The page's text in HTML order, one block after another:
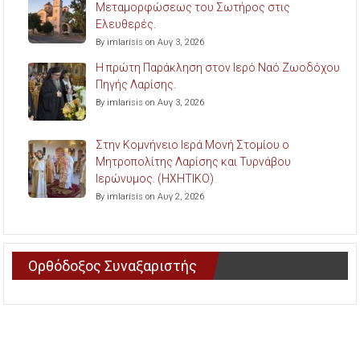
Μεταμορφώσεως του Σωτήρος στις
Ελευθερές.
By imlarisis on Αυγ 3, 2026
Η πρώτη Παράκληση στον Ιερό Ναό Ζωοδόχου
Πηγής Λαρίσης.
By imlarisis on Αυγ 3, 2026
Στην Κομνήνειο Ιερά Μονή Στομίου ο
Μητροπολίτης Λαρίσης και Τυρνάβου
Ιερώνυμος. (ΗΧΗΤΙΚΟ)
By imlarisis on Αυγ 2, 2026
Ορθόδοξος Συναξαριστής